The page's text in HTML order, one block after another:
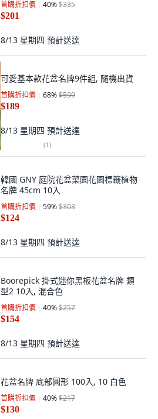
首購折扣價 40%$335
$201
8/13 星期四 預計送達
可愛基本款花盆名牌9件組, 隨機出貨
首購折扣價 68%$599
$189
8/13 星期四 預計送達
(1)
韓國 GNY 庭院花盆菜園花園標籤植物
名牌 45cm 10入
首購折扣價 59%$303
$124
8/13 星期四 預計送達
Boorepick 掛式迷你黑板花盆名牌 類
型2 10入, 混合色
首購折扣價 40%$257
$154
8/13 星期四 預計送達
花盆名牌 底部圓形 100入, 10 白色
首購折扣價 40%$217
$130